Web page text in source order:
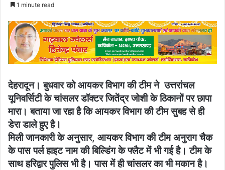
1 minute read
देहरादून। बुधवार को आयकर विभाग की टीम ने उत्तरांचल
यूनिवर्सिटी के चांसलर डॉक्टर जितेंद्र जोशी के ठिकानों पर छापा
मारा। बताया जा रहा है कि आयकर विभाग की टीम सुबह से ही
डेरा डाले हुए है।
मिली जानकारी के अनुसार, आयकर विभाग की टीम अनुराग चैक
के पास पर्ल हाइट नाम की बिल्डिंग के फ्लैट में भी गई है। टीम के
साथ हरिद्वार पुलिस भी है। पास में ही चांसलर का भी मकान है।